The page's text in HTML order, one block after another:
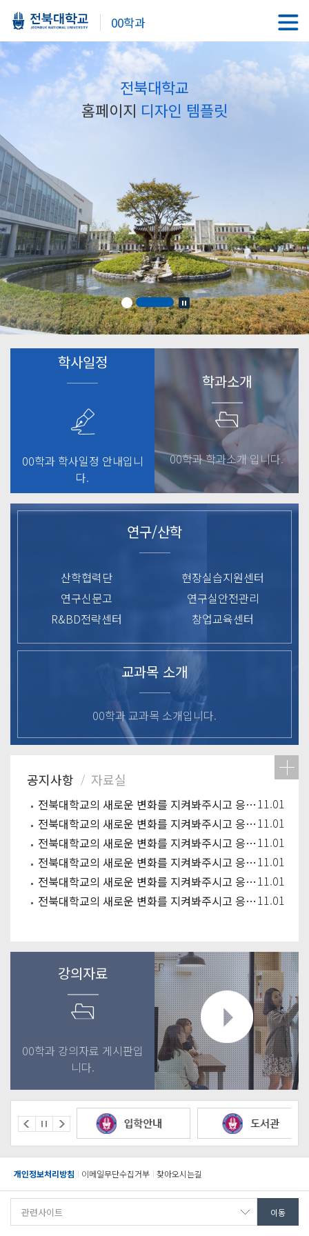
00학과
전북대학교
홈페이지 디자인 템플릿
학사일정
00학과 학사일정 안내입니
다.
학과소개
00학과 학과소개 입니다.
연구/산학
산학협력단
현장실습지원센터
연구신문고
연구실안전관리
R&BD전략센터
창업교육센터
교과목 소개
00학과 교과목 소개입니다.
전북대학교의 새로운 변화를 지켜봐주시고 응원해주시기 바랍니다.11.01
전북대학교의 새로운 변화를 지켜봐주시고 응원해주시기 바랍니다.11.01
전북대학교의 새로운 변화를 지켜봐주시고 응원해주시기 바랍니다.11.01
전북대학교의 새로운 변화를 지켜봐주시고 응원해주시기 바랍니다.11.01
전북대학교의 새로운 변화를 지켜봐주시고 응원해주시기 바랍니다.11.01
전북대학교의 새로운 변화를 지켜봐주시고 응원해주시기 바랍니다.11.01
강의자료
00학과 강의자료 게시판입
니다.
개인정보처리방침 이메일무단수집거부 찾아오시는길